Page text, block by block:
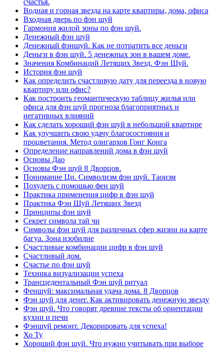
Водная и горная звезда на карте квартиры, дома, офиса
Входная дверь по фэн шуй
Гармония жилой зоны по фэн шуй.
Денежный фэн шуй
Денежный фэншуй. Как не потратить все деньги
Деньги в фэн шуй. 5 денежных зон в вашем доме.
Значения Комбинаций Летящих Звезд. Фэн Шуй.
История фэн шуй
Как определить счастливую дату для переезда в новую
квартиру или офис?
Как построить геомантическую таблицу жилья или
офиса для фэн шуй прогноза благоприятных и
негативных влияний
Как сделать хороший фэн шуй в небольшой квартире
Как улучшить свою удачу благосостояния и
процветания. Метод олигархов Гонг Конга
Определение направлений дома в фэн шуй
Основы Дао
Основы Фэн шуй 8 Дворцов.
Понимание Ци. Символизм фэн шуй. Таоизм
Похудеть с помощью фен шуй
Практика применения цифр в фэн шуй
Практика Фэн Шуй Летящих Звезд
Принципы фэн шуй
Секрет символа тай чи
Символы фэн шуй для различных сфер жизни на карте
багуа. Зона изобилие
Счастливые комбинации цифр в фэн шуй
Счастливый дом.
Счастье по фэн шуй
Техника визуализации успеха
Трансцедентальный Фэн шуй ритуал
Феншуй: максимальная удача дома. 8 Дворцов
Фэн шуй для денег. Как активировать денежную звезду
Фэн шуй. Что говорят древние тексты об ориентации
кухни и печи
Фэншуй ремонт. Декорировать для успеха!
Хо Ту
Хороший фэн шуй. Что нужно учитывать при выборе